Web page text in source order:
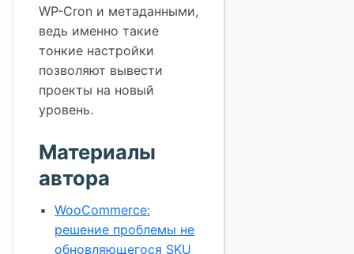
WP-Cron и метаданными,
ведь именно такие
тонкие настройки
позволяют вывести
проекты на новый
уровень.
Материалы
автора
WooCommerce:
решение проблемы не
обновляющегося SKU